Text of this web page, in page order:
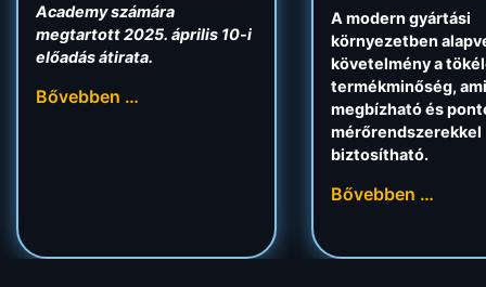
Academy számára
megtartott 2025. április 10-i
előadás átirata.
Bővebben …
A modern gyártási
környezetben
követelmény a
termékminőség,
megbízható és
mérőrendszerekkel
biztosítható.
Bővebben …